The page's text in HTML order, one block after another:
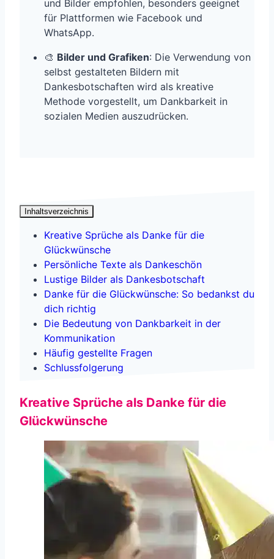
und Bilder empfohlen, besonders geeignet
für Plattformen wie Facebook und
WhatsApp.
🎨 Bilder und Grafiken: Die Verwendung von
selbst gestalteten Bildern mit
Dankesbotschaften wird als kreative
Methode vorgestellt, um Dankbarkeit in
sozialen Medien auszudrücken.
Inhaltsverzeichnis
Kreative Sprüche als Danke für die
Glückwünsche
Persönliche Texte als Dankeschön
Lustige Bilder als Dankesbotschaft
Danke für die Glückwünsche: So bedankst du
dich richtig
Die Bedeutung von Dankbarkeit in der
Kommunikation
Häufig gestellte Fragen
Schlussfolgerung
Kreative Sprüche als Danke für die
Glückwünsche